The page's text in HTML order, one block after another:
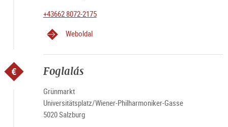
+43662 8072-2175
Weboldal
Foglalás
Grünmarkt
Universitätsplatz/Wiener-Philharmoniker-Gasse
5020 Salzburg